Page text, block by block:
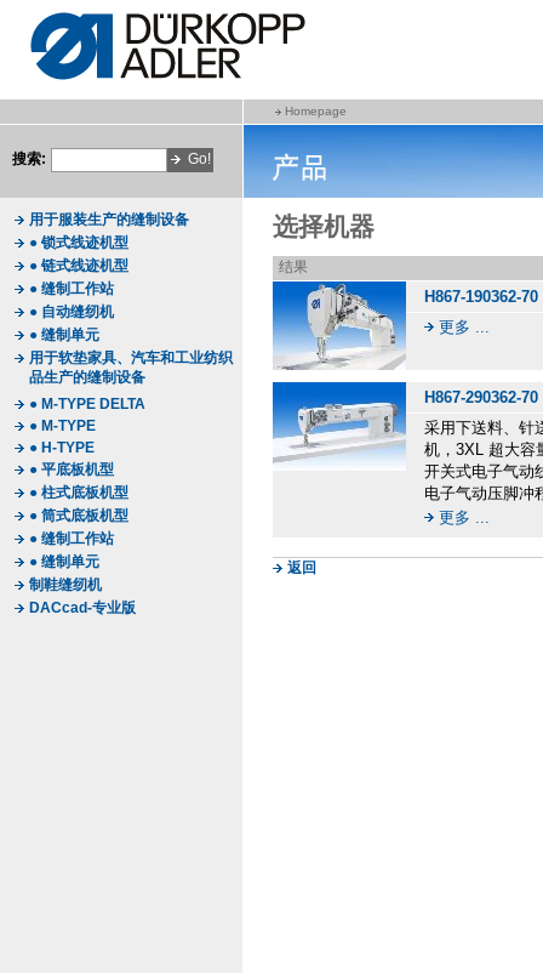
Homepage
搜索:
用于服装生产的缝制设备
● 锁式线迹机型
● 链式线迹机型
● 缝制工作站
● 自动缝纫机
● 缝制单元
用于软垫家具、汽车和工业纺织
品生产的缝制设备
● M-TYPE DELTA
● M-TYPE
● H-TYPE
● 平底板机型
● 柱式底板机型
● 筒式底板机型
● 缝制工作站
● 缝制单元
制鞋缝纫机
DACcad-专业版
选择机器
结果
H867-190362-70
更多 ...
H867-290362-70
采用下送料、针
机，3XL 超大容
开关式电子气动
电子气动压脚冲
更多 ...
返回